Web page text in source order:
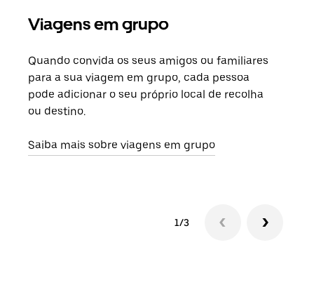
Viagens em grupo
Quando convida os seus amigos ou familiares
para a sua viagem em grupo, cada pessoa
pode adicionar o seu próprio local de recolha
ou destino.
Saiba mais sobre viagens em grupo
1/3